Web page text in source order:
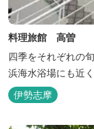
料理旅館 高曽
四季をそれぞれの
浜海水浴場にも近
伊勢志摩